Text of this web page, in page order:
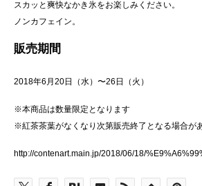
スカッと爽快なかき氷をお楽しみください。
ノンカフェイン。
販売期間
2018年6月20日（水）〜26日（火）
※本商品は数量限定となります
※紅茶茶葉がなくなり次第販売終了となる場合が
http://contenart.main.jp/2018/06/18/